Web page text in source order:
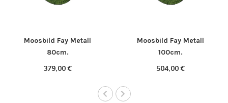
Moosbild Fay Metall
80cm.
379,00 €
Moosbild Fay Metall
100cm.
504,00 €